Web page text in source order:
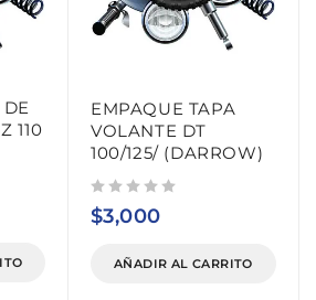
110
EMPAQUE TAPA
VOLANTE DT
100/125/ (DARROW)
$3,000
AÑADIR AL CARRITO